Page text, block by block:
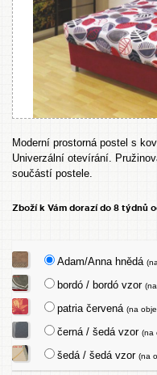
Moderní prostorná postel s
Univerzální otevírání.
součástí postele.
Zboží k Vám dorazí do 8 týdnů
Adam/Anna hnědá
bordó / bordó vzor
patria červená(na
černá / šedá vzor(na
šedá / šedá vzor(na